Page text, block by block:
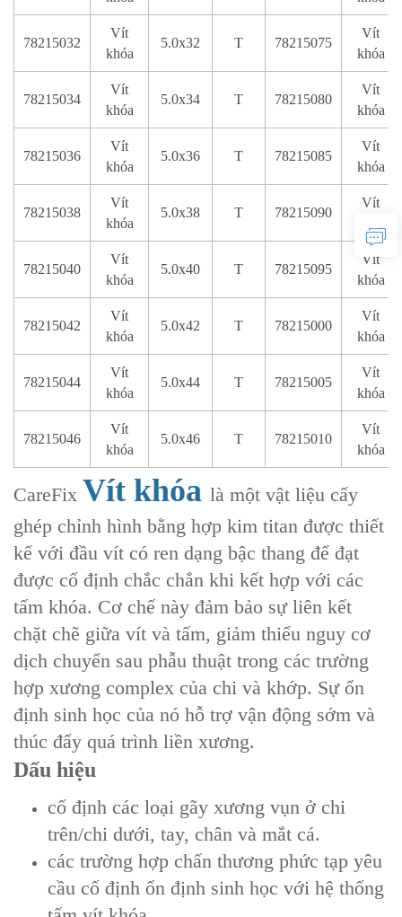
78215032
Vít
khóa
5.0x32 T 78215075
Vít
khóa
78215034
Vít
khóa
5.0x34 T 78215080
Vít
khóa
78215036
Vít
khóa
5.0x36 T 78215085
Vít
khóa
78215038
Vít
khóa
5.0x38 T 78215090
Vít
78215040
Vít
khóa
5.0x40 T 78215095
Vít
khóa
78215042
Vít
khóa
5.0x42 T 78215000
Vít
khóa
78215044
Vít
khóa
5.0x44 T 78215005
Vít
khóa
78215046
Vít
khóa
5.0x46 T 78215010
Vít
khóa
CareFix Vít khóa là một vật liệu cấy
ghép chỉnh hình bằng hợp kim titan được thiết
kế với đầu vít có ren dạng bậc thang để đạt
được cố định chắc chắn khi kết hợp với các
tấm khóa. Cơ chế này đảm bảo sự liên kết
chặt chẽ giữa vít và tấm, giảm thiểu nguy cơ
dịch chuyển sau phẫu thuật trong các trường
hợp xương complex của chi và khớp. Sự ổn
định sinh học của nó hỗ trợ vận động sớm và
thúc đẩy quá trình liền xương.
Dấu hiệu
cố định các loại gãy xương vụn ở chi
trên/chi dưới, tay, chân và mắt cá.
các trường hợp chấn thương phức tạp yêu
cầu cố định ổn định sinh học với hệ thống